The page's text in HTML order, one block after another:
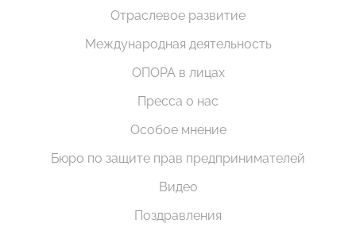
Отраслевое развитие
Международная деятельность
ОПОРА в лицах
Пресса о нас
Особое мнение
Бюро по защите прав предпринимателей
Видео
Поздравления